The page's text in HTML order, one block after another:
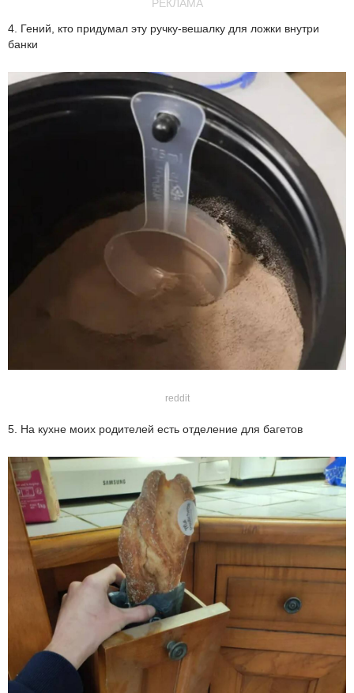
РЕКЛАМА
4. Гений, кто придумал эту ручку-вешалку для ложки внутри
банки
reddit
5. На кухне моих родителей есть отделение для багетов